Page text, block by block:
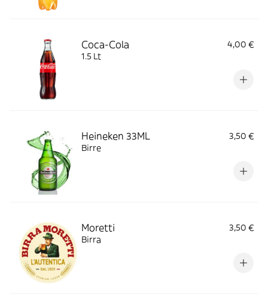
Coca-Cola
4,00 €
1.5 Lt
Heineken 33ML
3,50 €
Birre
Moretti
3,50 €
Birra